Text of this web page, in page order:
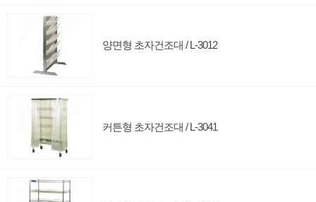
양면형 초자건조대 / L-3012
커튼형 초자건조대 / L-3041